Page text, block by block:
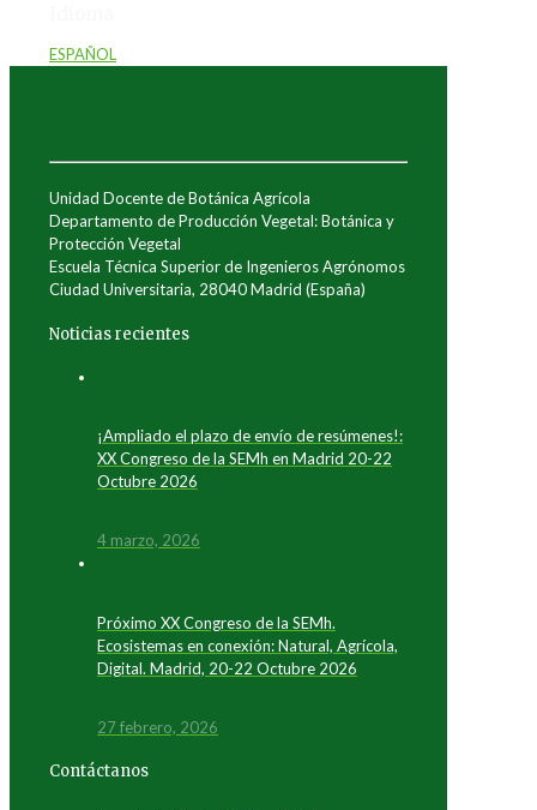
ESPAÑOL
Unidad Docente de Botánica Agrícola
Departamento de Producción Vegetal: Botánica y
Protección Vegetal
Escuela Técnica Superior de Ingenieros Agrónomos
Ciudad Universitaria, 28040 Madrid (España)
Noticias recientes
¡Ampliado el plazo de envío de resúmenes!:
XX Congreso de la SEMh en Madrid 20-22
Octubre 2026
4 marzo, 2026
Próximo XX Congreso de la SEMh.
Ecosistemas en conexión: Natural, Agrícola,
Digital. Madrid, 20-22 Octubre 2026
27 febrero, 2026
Contáctanos